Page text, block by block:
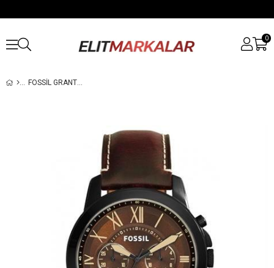
0
FOSSIL GRANT FS5088 ERKEK KOL SAATI